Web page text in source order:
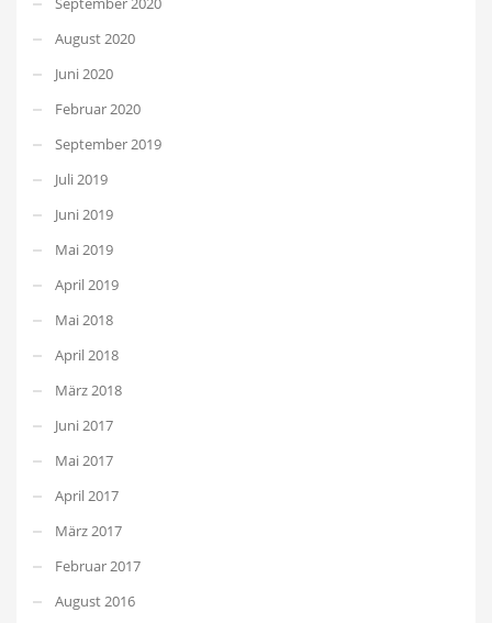
August 2020
Juni 2020
Februar 2020
September 2019
Juli 2019
Juni 2019
Mai 2019
April 2019
Mai 2018
April 2018
März 2018
Juni 2017
Mai 2017
April 2017
März 2017
Februar 2017
August 2016